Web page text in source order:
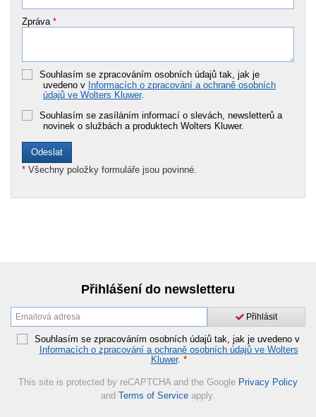
Zpráva *
Souhlasím se zpracováním osobních údajů tak, jak je
uvedeno v Informacích o zpracování a ochraně osobních
údajů ve Wolters Kluwer.
Souhlasím se zasíláním informací o slevách, newsletterů a
novinek o službách a produktech Wolters Kluwer.
* Všechny položky formuláře jsou povinné.
Přihlášení do newsletteru
Přihlásit
Souhlasím se zpracováním osobních údajů tak, jak je uvedeno v
Informacích o zpracování a ochraně osobních údajů ve Wolters
Kluwer. *
This site is protected by reCAPTCHA and the Google Privacy Policy
and Terms of Service apply.